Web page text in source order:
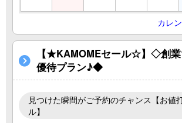
カレ
【★KAMOMEセール☆】◇創業
優待プラン♪◆
見つけた瞬間がご予約のチャンス【お値
ル】